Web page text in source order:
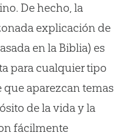
De hecho, la
explicación de
en la Biblia) es
para cualquier tipo
aparezcan temas
de la vida y la
fácilmente